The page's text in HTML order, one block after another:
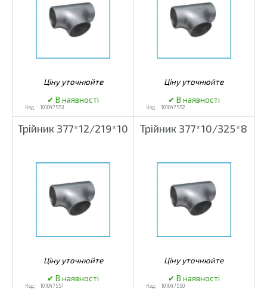
101047553 101047552
Трійник 377*12/219*10
101047551
Трійник 377*10/325*8
101047550